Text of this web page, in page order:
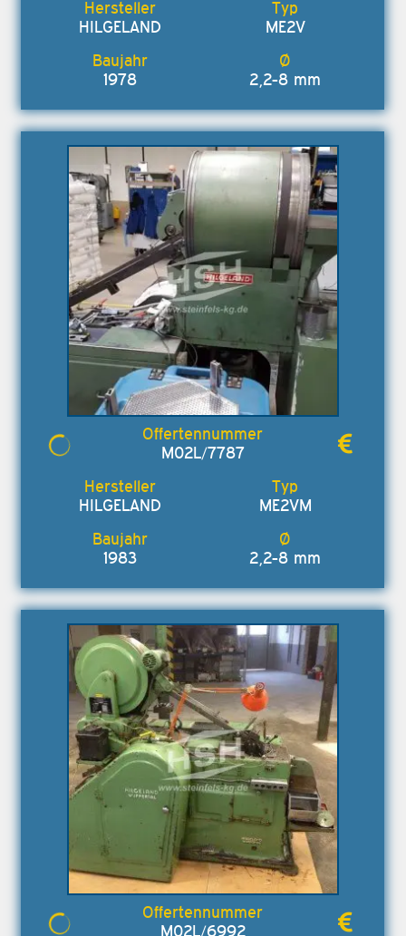
HILGELAND ME2V
1978 2,2-8 mm
M02L/7787
HILGELAND ME2VM
1983 2,2-8 mm
M02L/6992